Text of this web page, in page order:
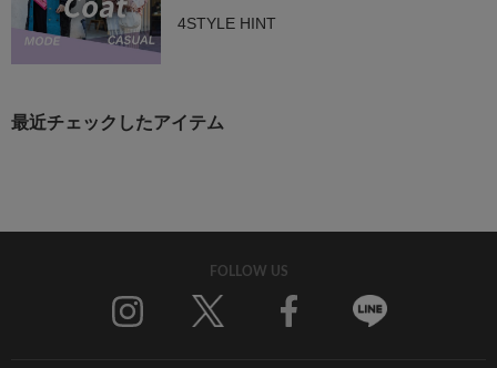
4STYLE HINT
最近チェックしたアイテム
FOLLOW US